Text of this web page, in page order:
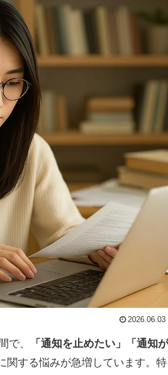
2026.06.03
で、
「通知を止めたい」「通知
関する悩みが急増しています。